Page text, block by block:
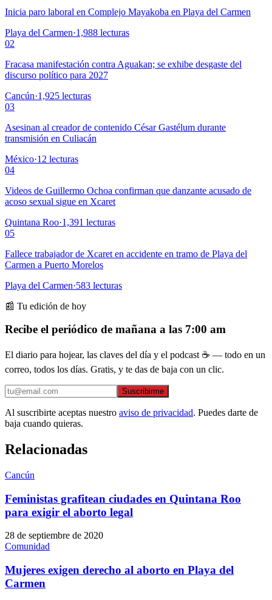
Inicia paro laboral en Complejo Mayakoba en Playa del Carmen
Playa del Carmen·1,988 lecturas
02
Fracasa manifestación contra Aguakan; se exhibe desgaste del
discurso político para 2027
Cancún·1,925 lecturas
03
Asesinan al creador de contenido César Gastélum durante
transmisión en Culiacán
México·12 lecturas
04
Videos de Guillermo Ochoa confirman que danzante acusado de
acoso sexual sigue en Xcaret
Quintana Roo·1,391 lecturas
05
Fallece trabajador de Xcaret en accidente en tramo de Playa del
Carmen a Puerto Morelos
Playa del Carmen·583 lecturas
📰 Tu edición de hoy
Recibe el periódico de mañana a las 7:00 am
El diario para hojear, las claves del día y el podcast ☕ — todo en un
correo, todos los días. Gratis, y te das de baja con un clic.
Suscribirme
Al suscribirte aceptas nuestro aviso de privacidad. Puedes darte de
baja cuando quieras.
Relacionadas
Cancún
Feministas grafitean ciudades en Quintana Roo
para exigir el aborto legal
28 de septiembre de 2020
Comunidad
Mujeres exigen derecho al aborto en Playa del
Carmen